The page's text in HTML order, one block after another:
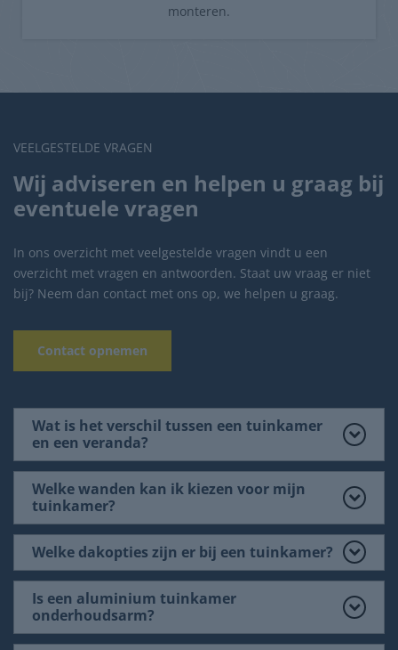
monteren.
VEELGESTELDE VRAGEN
Wij adviseren en helpen u graag bij
eventuele vragen
In ons overzicht met veelgestelde vragen vindt u een
overzicht met vragen en antwoorden. Staat uw vraag er niet
bij? Neem dan contact met ons op, we helpen u graag.
Contact opnemen
Wat is het verschil tussen een tuinkamer
en een veranda?
Welke wanden kan ik kiezen voor mijn
tuinkamer?
Welke dakopties zijn er bij een tuinkamer?
Is een aluminium tuinkamer
onderhoudsarm?